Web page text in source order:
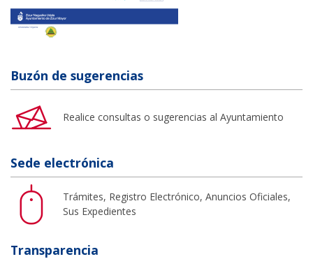
Buzón de sugerencias
Realice consultas o sugerencias al Ayuntamiento
Sede electrónica
Trámites, Registro Electrónico, Anuncios Oficiales,
Sus Expedientes
Transparencia